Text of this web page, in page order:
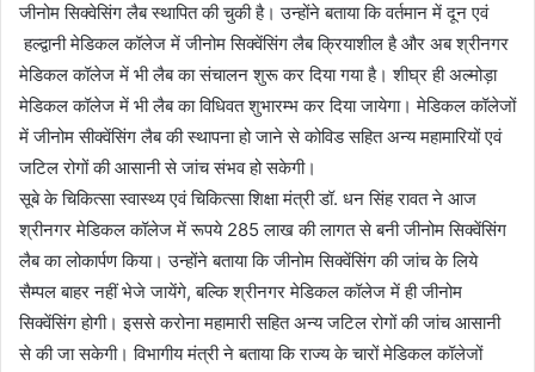
जीनोम सिक्वेसिंग लैब स्थापित की चुकी है। उन्होंने बताया कि वर्तमान में दून एवं
हल्द्वानी मेडिकल कॉलेज में जीनोम सिक्वेंसिंग लैब क्रियाशील है और अब श्रीनगर
मेडिकल कॉलेज में भी लैब का संचालन शुरू कर दिया गया है। शीघ्र ही अल्मोड़ा
मेडिकल कॉलेज में भी लैब का विधिवत शुभारम्भ कर दिया जायेगा। मेडिकल कॉलेजों
में जीनोम सीक्वेंसिंग लैब की स्थापना हो जाने से कोविड सहित अन्य महामारियों एवं
जटिल रोगों की आसानी से जांच संभव हो सकेगी।
सूबे के चिकित्सा स्वास्थ्य एवं चिकित्सा शिक्षा मंत्री डॉ. धन सिंह रावत ने आज
श्रीनगर मेडिकल कॉलेज में रूपये 285 लाख की लागत से बनी जीनोम सिक्वेंसिंग
लैब का लोकार्पण किया। उन्होंने बताया कि जीनोम सिक्वेंसिंग की जांच के लिये
सैम्पल बाहर नहीं भेजे जायेंगे, बल्कि श्रीनगर मेडिकल कॉलेज में ही जीनोम
सिक्वेंसिंग होगी। इससे करोना महामारी सहित अन्य जटिल रोगों की जांच आसानी
से की जा सकेगी। विभागीय मंत्री ने बताया कि राज्य के चारों मेडिकल कॉलेजों